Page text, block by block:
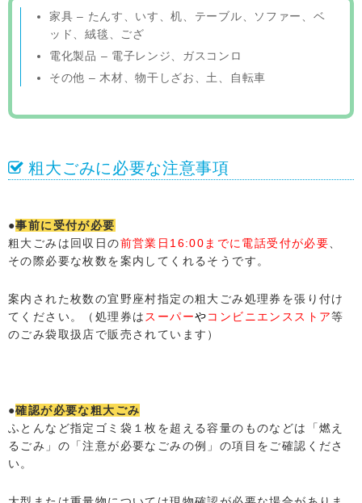
家具 – たんす、いす、机、テーブル、ソファー、ベ
ッド、絨毯、ござ
電化製品 – 電子レンジ、ガスコンロ
その他 – 木材、物干しざお、土、自転車
粗大ごみに必要な注意事項
●事前に受付が必要
粗大ごみは回収日の前営業日16:00までに電話受付が必要
その際必要な枚数を案内してくれるそうです。
案内された枚数の宜野座村指定の粗大ごみ処理券を張り付け
てください。（処理券は スーパーやコンビニエンスストア等
のごみ袋取扱店で販売されています）
●確認が必要な粗大ごみ
ふとんなど指定ゴミ袋１枚を超える容量のものなどは「燃え
るごみ」の「注意が必要なごみの例」の項目をご確認くださ
い。